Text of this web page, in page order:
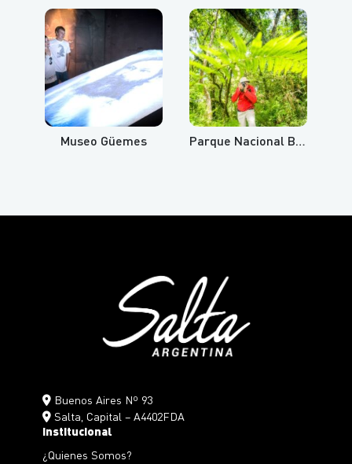
Museo Güemes Parque Nacional Baritú
Buenos Aires Nº 93
Salta, Capital – A4402FDA
Institucional
¿Quienes Somos?